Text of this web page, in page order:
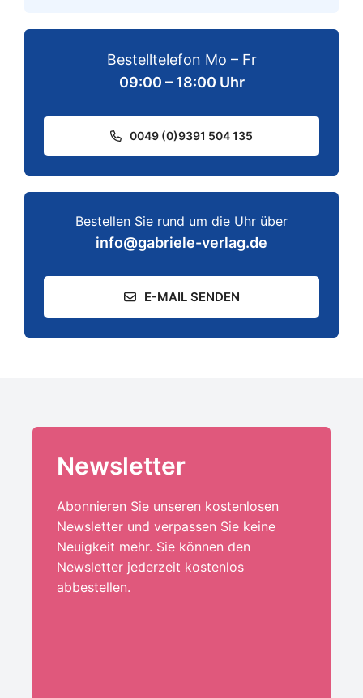
Bestelltelefon Mo – Fr
09:00 – 18:00 Uhr
0049 (0)9391 504 135
Bestellen Sie rund um die Uhr über
info@gabriele-verlag.de
E-MAIL SENDEN
Newsletter
Abonnieren Sie unseren kostenlosen
Newsletter und verpassen Sie keine
Neuigkeit mehr. Sie können den
Newsletter jederzeit kostenlos
abbestellen.